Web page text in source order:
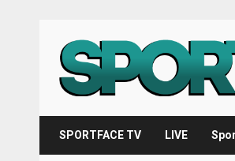
content
SPORTFACE TV LIVE